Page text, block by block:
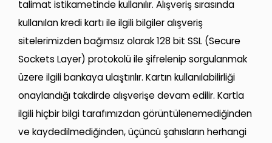
talimat istikametinde kullanılır. Alışveriş sırasında
kullanılan kredi kartı ile ilgili bilgiler alışveriş
sitelerimizden bağımsız olarak 128 bit SSL (Secure
Sockets Layer) protokolü ile şifrelenip sorgulanmak
üzere ilgili bankaya ulaştırılır. Kartın kullanılabilirliği
onaylandığı takdirde alışverişe devam edilir. Kartla
ilgili hiçbir bilgi tarafımızdan görüntülenemediğinden
ve kaydedilmediğinden, üçüncü şahısların herhangi